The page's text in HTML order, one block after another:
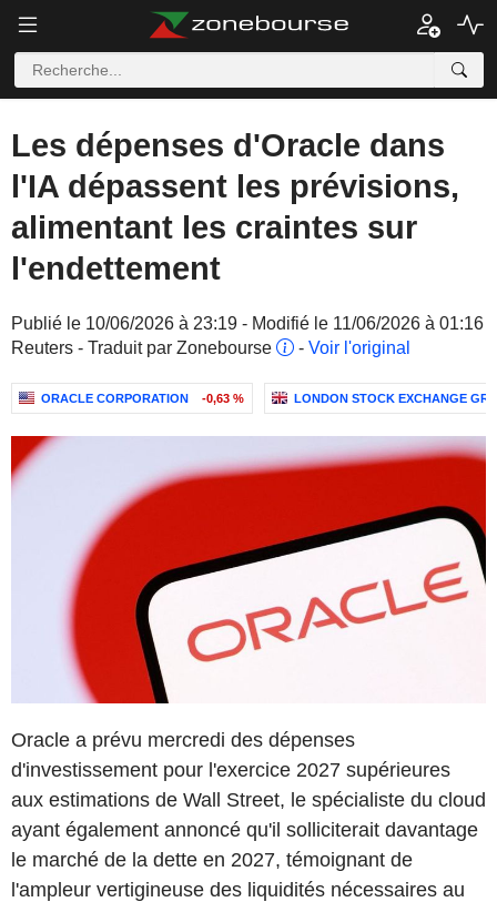
Les dépenses d'Oracle dans
l'IA dépassent les prévisions,
alimentant les craintes sur
l'endettement
Publié le 10/06/2026 à 23:19 - Modifié le 11/06/2026 à 01:16
Reuters - Traduit par Zonebourse
- Voir l'original
ORACLE CORPORATION -0,63 % LONDON STOCK EXCHANGE
Oracle a prévu mercredi des dépenses
d'investissement pour l'exercice 2027 supérieures
aux estimations de Wall Street, le spécialiste du cloud
ayant également annoncé qu'il solliciterait davantage
le marché de la dette en 2027, témoignant de
l'ampleur vertigineuse des liquidités nécessaires au